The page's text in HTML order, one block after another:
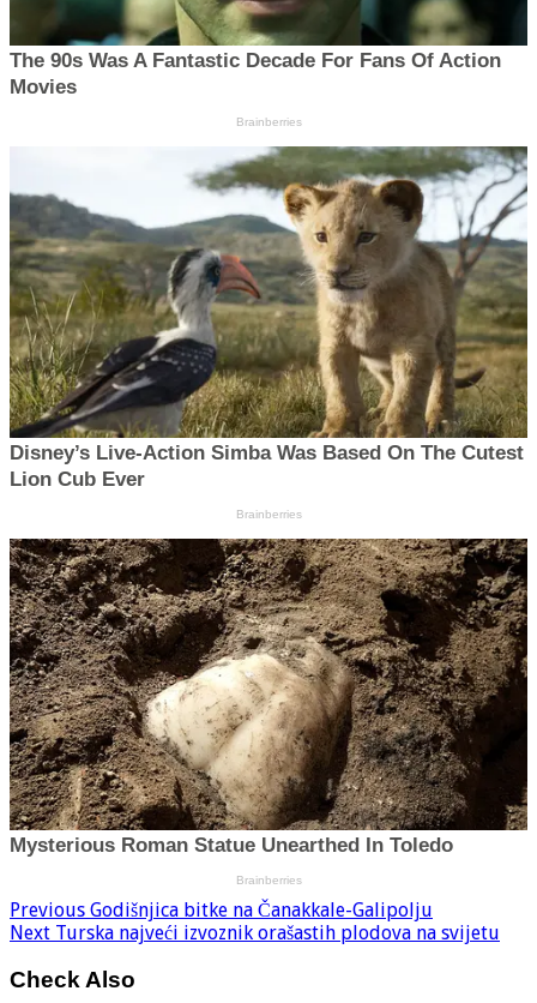
Previous Godišnjica bitke na Čanakkale-Galipolju
Next Turska najveći izvoznik orašastih plodova na svijetu
Check Also